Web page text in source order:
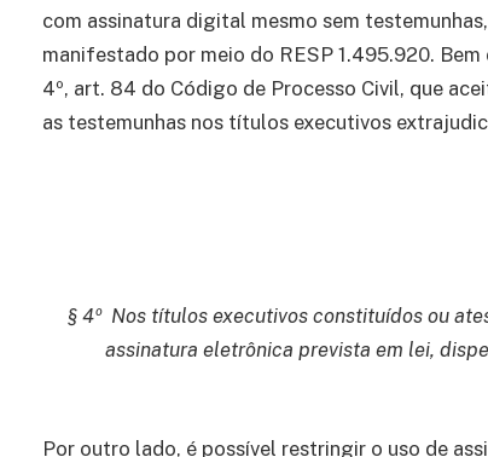
com assinatura digital mesmo sem
manifestado por meio do RESP 1.495.920.
4º, art. 84 do Código de Processo Civil, que
as testemunhas nos títulos executivos
§ 4º Nos títulos executivos constituídos ou
assinatura eletrônica prevista em lei,
Por outro lado, é possível restringir o uso de